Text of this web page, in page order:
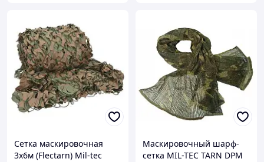
Сетка маскировочная
3x6м (Flectarn) Mil-tec
Маскировочный шарф-
сетка MIL-TEC TARN DPM